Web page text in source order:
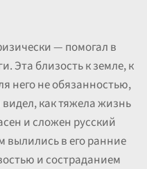
— помогал в
Эта близость к земле, к
него не обязанностью,
как тяжела жизнь
и сложен русский
в его ранние
и состраданием